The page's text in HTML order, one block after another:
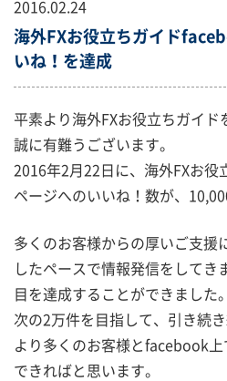
2016.02.24
海外FXお役立ちガイド
いね！を達成
平素より海外FXお役立ちガイド
誠に有難うございます。
2016年2月22日に、海外FXお
ページへのいいね！数が、
多くのお客様からの厚いご支援
したペースで情報発信をしてき
目を達成することができました。
次の2万件を目指して、引き続
より多くのお客様とfacebook
できればと思います。